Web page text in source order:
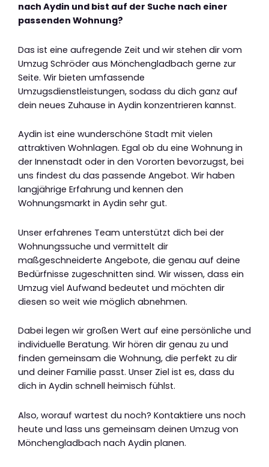
nach Aydin und bist auf der Suche nach einer
passenden Wohnung?
Das ist eine aufregende Zeit und wir stehen dir vom
Umzug Schröder aus Mönchengladbach gerne zur
Seite. Wir bieten umfassende
Umzugsdienstleistungen, sodass du dich ganz auf
dein neues Zuhause in Aydin konzentrieren kannst.
Aydin ist eine wunderschöne Stadt mit vielen
attraktiven Wohnlagen. Egal ob du eine Wohnung in
der Innenstadt oder in den Vororten bevorzugst, bei
uns findest du das passende Angebot. Wir haben
langjährige Erfahrung und kennen den
Wohnungsmarkt in Aydin sehr gut.
Unser erfahrenes Team unterstützt dich bei der
Wohnungssuche und vermittelt dir
maßgeschneiderte Angebote, die genau auf deine
Bedürfnisse zugeschnitten sind. Wir wissen, dass ein
Umzug viel Aufwand bedeutet und möchten dir
diesen so weit wie möglich abnehmen.
Dabei legen wir großen Wert auf eine persönliche und
individuelle Beratung. Wir hören dir genau zu und
finden gemeinsam die Wohnung, die perfekt zu dir
und deiner Familie passt. Unser Ziel ist es, dass du
dich in Aydin schnell heimisch fühlst.
Also, worauf wartest du noch? Kontaktiere uns noch
heute und lass uns gemeinsam deinen Umzug von
Mönchengladbach nach Aydin planen.